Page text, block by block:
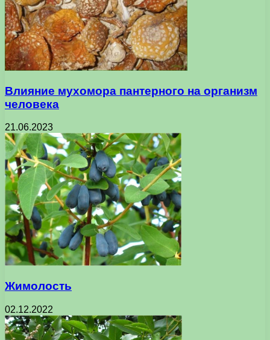
Влияние мухомора пантерного на организм
человека
21.06.2023
Жимолость
02.12.2022